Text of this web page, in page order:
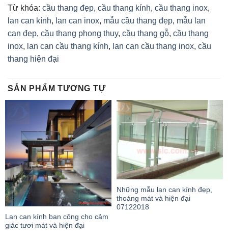
Từ khóa: cầu thang đẹp, cầu thang kính, cầu thang inox,
lan can kính, lan can inox, mẫu cầu thang đẹp, mẫu lan
can đẹp, cầu thang phong thuy, cầu thang gỗ, cầu thang
inox, lan can cầu thang kính, lan can cầu thang inox, cầu
thang hiện đại
SẢN PHẨM TƯƠNG TỰ
Lan can kính ban công cho cảm
giác tươi mát và hiện đại
Những mẫu lan can kính đẹp,
thoáng mát và hiện đại
07122018